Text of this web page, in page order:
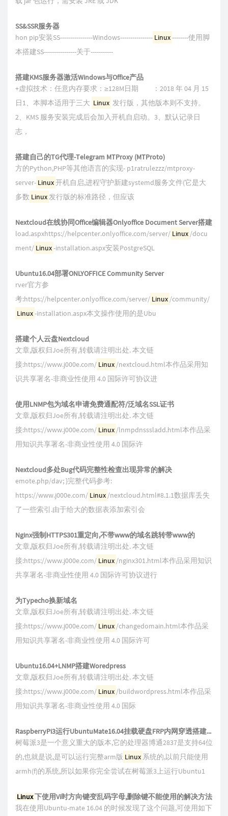
SS&SSR服务器
hon pip安装SS----------------Windows---------------- Linux--------使用脚
本搭建SS----------------关于-----------
搭建KMS服务器激活Windows与Office产品
+虚拟技术：任意内存要求：≥128M日期 ：2018 年 04 月 15
日1、本脚本适用于三大 Linux 发行版，其他版本则不支持。
2、KMS 服务安装完成后会加入开机自启动。3、默认记录日
志，
搭建自己的TG代理-Telegram MTProxy (MTProto)
方的Python,PHP等其他语言的实现- p1ratrulezzz/mtproxy-
server- Linux开机自启,进程守护新建systemd服务文件(它是大
多数 Linux发行版的标准路径，但应该
Nextcloud在线协同Office编辑器Onlyoffice Document Server搭建
load.aspxhttps://helpcenter.onlyoffice.com/server/ Linux /docu
ment/ Linux-installation.aspx安装PostgreSQL
Ubuntu16.04部署ONLYOFFICE Community Server
rver官方参
考:https://helpcenter.onlyoffice.com/server/ Linux /community/
Linux-installation.aspx本文操作使用的是Ubu
搭建个人云盘Nextcloud
文章,版权归Joe所有,转载请注明出处. 本文链
接:https://www.j000e.com/ Linux /nextcloud.html本作品采用知
识共享署名-非商业性使用 4.0 国际许可协议进
使用LNMP包为域名申请免费通配符/泛域名SSL证书
文章,版权归Joe所有,转载请注明出处. 本文链
接:https://www.j000e.com/ Linux /lnmpdnsssladd.html本作品采
用知识共享署名-非商业性使用 4.0 国际许
Nextcloud多处Bug代码完整性检查出现异常的解决
emote.php/dav; }完整代码参考:
https://www.j000e.com/ Linux /nextcloud.html#8.1.1数据库丢失
了一些索引.由于给大的数据表添加索引会
Nginx强制HTTPS301重定向,不带www的域名跳转带www的
文章,版权归Joe所有,转载请注明出处. 本文链
接:https://www.j000e.com/ Linux /nginx301.html本作品采用知识
共享署名-非商业性使用 4.0 国际许可协议进行
为Typecho换新域名
文章,版权归Joe所有,转载请注明出处. 本文链
接:https://www.j000e.com/ Linux /changedomain.html本作品采
用知识共享署名-非商业性使用 4.0 国际许可
Ubuntu16.04+LNMP搭建Woredpress
文章,版权归Joe所有,转载请注明出处. 本文链
接:https://www.j000e.com/ Linux /buildwordpress.html本作品采
用知识共享署名-非商业性使用 4.0 国际
RaspberryPi3运行UbuntuMate16.04挂载硬盘FRP内网穿透搭建Wordpress在线电影网站
树莓派3是一个意义重大的版本,它的处理器博通2837是支持64位
的,也就是说,是可以运行完整arm版 Linux 系统的,以前只能使用
armh(f)的系统,所以如果你完全尝试在树莓派3上运行Ubuntu1
Linux下使用Vi时方向键变乱码字母,删除键不能使用的解决方法
我在使用Ubuntu-mate 16.04 的时候发现了这个问题,可使用如下